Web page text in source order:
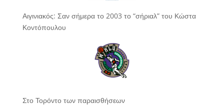
Αιγινιακός: Σαν σήμερα το 2003 το “σήριαλ” του Κώστα
Κοντόπουλου
Στο Τορόντο των παραισθήσεων